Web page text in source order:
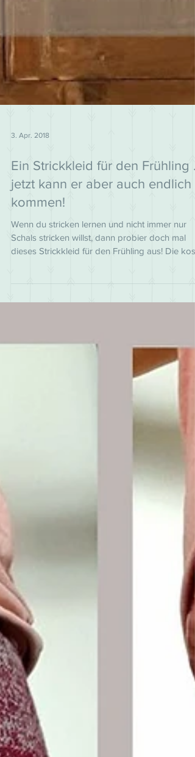
Ein Strickkleid für den Frühling ...
jetzt kann er aber auch endlich
kommen!
Wenn du stricken lernen und nicht immer nur
Schals stricken willst, dann probier doch mal